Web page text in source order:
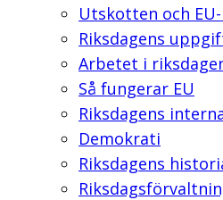
Utskotten och
Riksdagens
Arbetet i
Så fungerar EU
Riksdagens
Demokrati
Riksdagens